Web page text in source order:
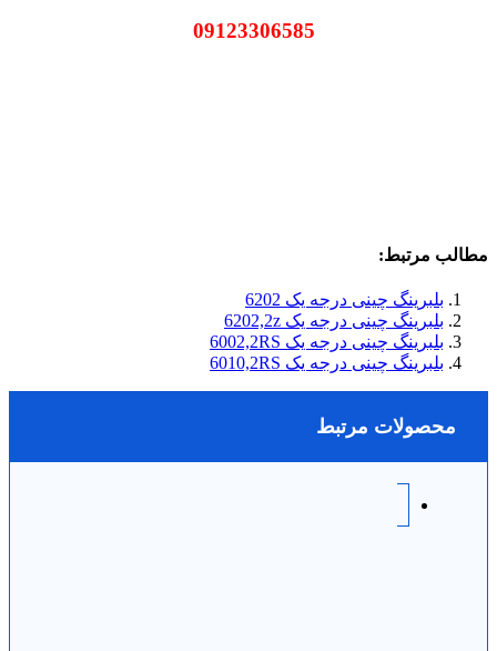
مطالب مرتبط:
بلبرینگ چینی درجه یک 6202
بلبرینگ چینی درجه یک 6202,2z
بلبرینگ چینی درجه یک 6002,2RS
بلبرینگ چینی درجه یک 6010,2RS
محصولات مرتبط